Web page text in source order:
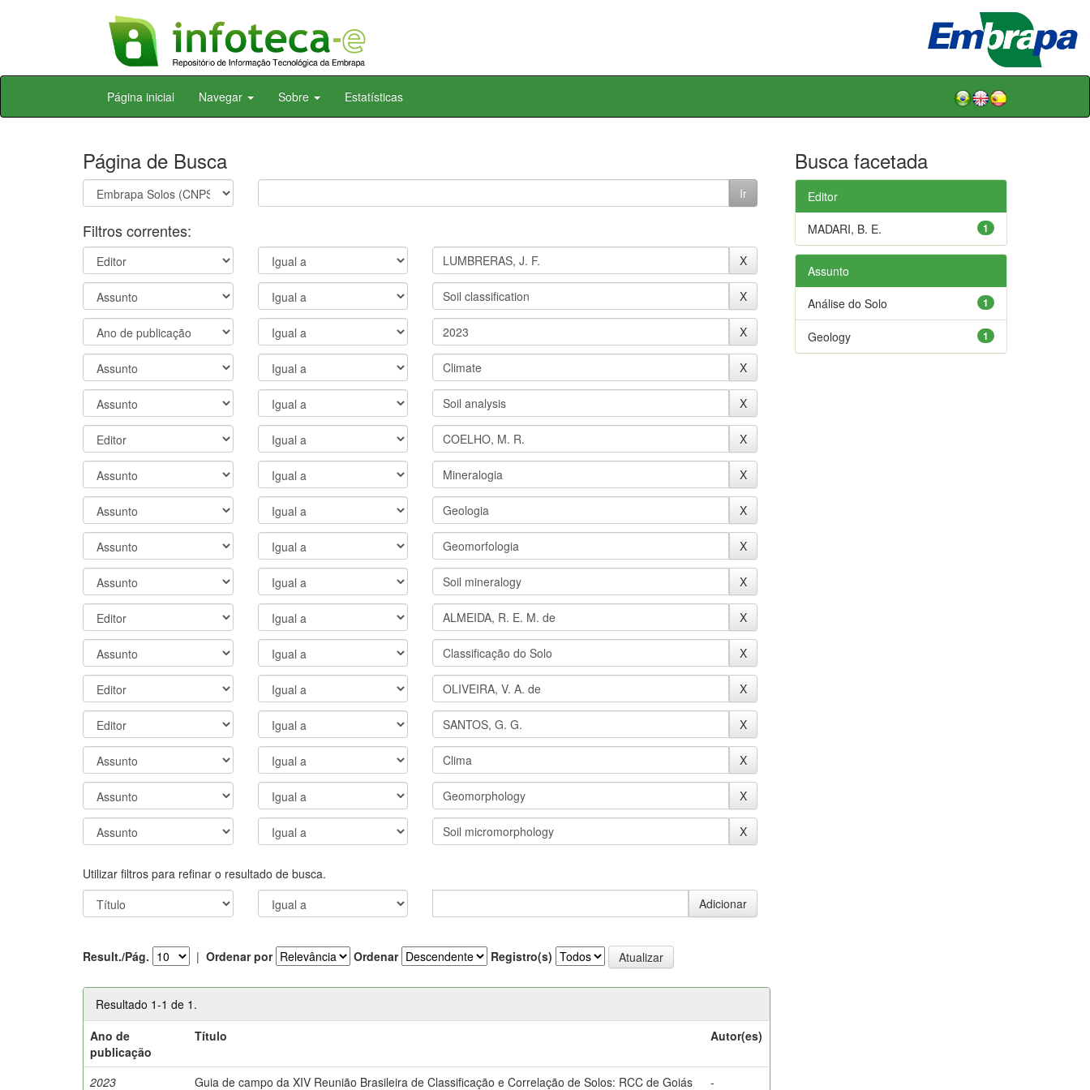
Skip
Página inicial Navegar Sobre Estatísticas
Página de Busca
Filtros correntes:
Utilizar filtros para refinar o resultado de busca.
Result./Pág. | Ordenar por Ordenar Registro(s)
Resultado 1-1 de 1.
Ano de
publicação
Título Autor(es)
2023
Guia de campo da XIV Reunião Brasileira de Classificação e Correlação de Solos: RCC de Goiás
-
Busca facetada
Editor
1
MADARI, B. E.
Assunto
1
Análise do Solo
1
Geology